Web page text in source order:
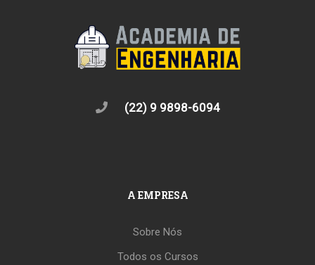
(22) 9 9898-6094
A EMPRESA
Sobre Nós
Todos os Cursos